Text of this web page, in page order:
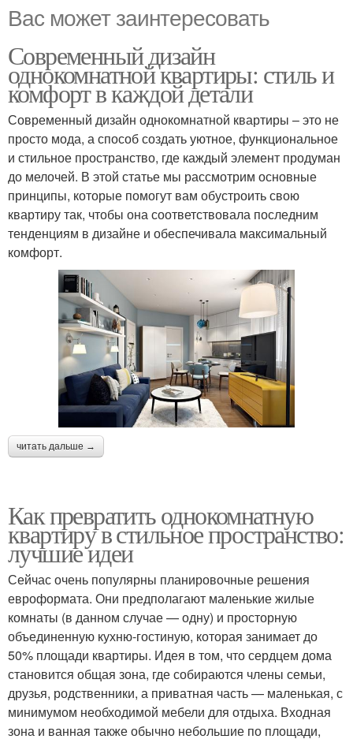
Вас может заинтересовать
Современный дизайн
однокомнатной квартиры: стиль и
комфорт в каждой детали
Современный дизайн однокомнатной квартиры – это не
просто мода, а способ создать уютное, функциональное
и стильное пространство, где каждый элемент продуман
до мелочей. В этой статье мы рассмотрим основные
принципы, которые помогут вам обустроить свою
квартиру так, чтобы она соответствовала последним
тенденциям в дизайне и обеспечивала максимальный
комфорт.
читать дальше →
Как превратить однокомнатную
квартиру в стильное пространство:
лучшие идеи
Сейчас очень популярны планировочные решения
евроформата. Они предполагают маленькие жилые
комнаты (в данном случае — одну) и просторную
объединенную кухню-гостиную, которая занимает до
50% площади квартиры. Идея в том, что сердцем дома
становится общая зона, где собираются члены семьи,
друзья, родственники, а приватная часть — маленькая, с
минимумом необходимой мебели для отдыха. Входная
зона и ванная также обычно небольшие по площади,